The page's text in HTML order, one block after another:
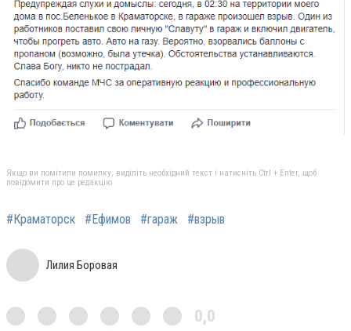
Якщо ви помітили помилку, виділіть необхідний текст і натисніть Ctrl + Enter, щоб
повідомити про це редакцію
#Краматорск #Ефимов #гараж #взрыв
Лилия Боровая
0,0